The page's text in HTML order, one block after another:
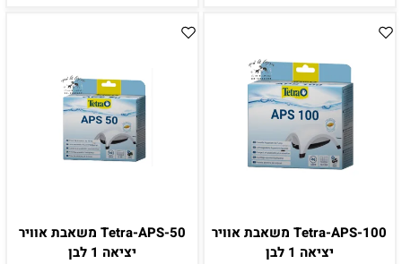
Tetra-APS-100 משאבת אוויר
יציאה 1 לבן
Tetra-APS-50 משאבת אוויר
יציאה 1 לבן